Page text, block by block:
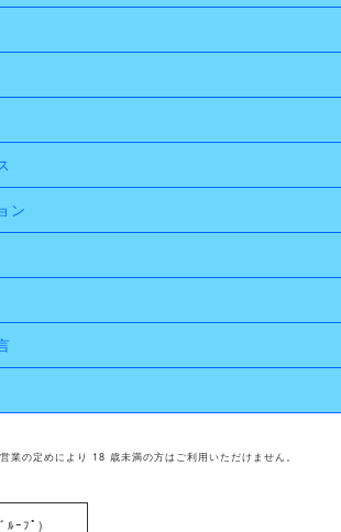
ン
業の定めにより 18 歳未満の方はご利用いただけません。
ﾙｰﾌﾟ)